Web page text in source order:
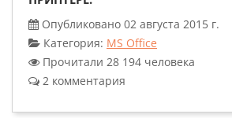
Опубликовано 02 августа 2015 г.
Категория: MS Office
Прочитали 28 194 человека
2 комментария